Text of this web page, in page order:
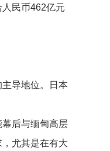
民币462亿元
导地位。日本
后与缅甸高层
尤其是在有大